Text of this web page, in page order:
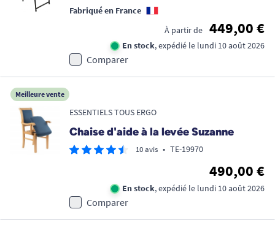
Fabriqué en France
À partir de
449,00 €
En stock, expédié le lundi 10 août 2026
Comparer
Meilleure vente
ESSENTIELS TOUS ERGO
Chaise d'aide à la levée Suzanne
10 avis • TE-19970
490,00 €
En stock, expédié le lundi 10 août 2026
Comparer